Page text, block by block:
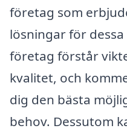
företag som
lösningar för
företag förstår
kvalitet, och
dig den bästa
behov. Dessutom